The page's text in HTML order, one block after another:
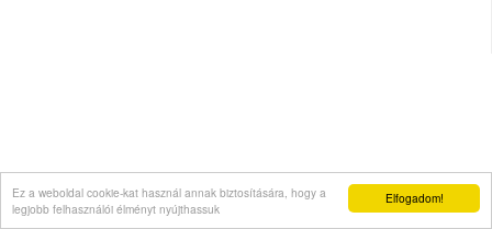
Elfogadom!
Ez a weboldal cookie-kat használ annak biztosítására, hogy a
legjobb felhasználói élményt nyújthassuk